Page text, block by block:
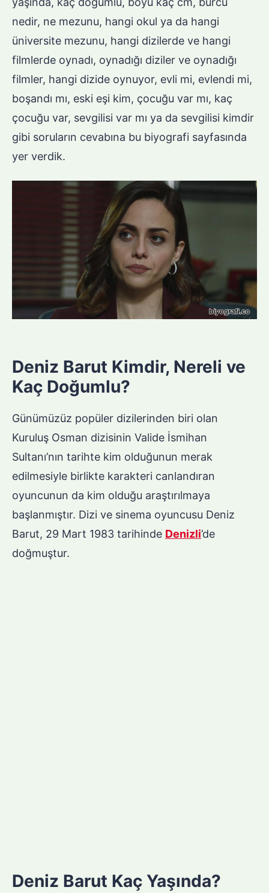
nedir, ne mezunu, hangi okul ya da hangi
üniversite mezunu, hangi dizilerde ve hangi
filmlerde oynadı, oynadığı diziler ve oynadığı
filmler, hangi dizide oynuyor, evli mi, evlendi mi,
boşandı mı, eski eşi kim, çocuğu var mı, kaç
çocuğu var, sevgilisi var mı ya da sevgilisi kimdir
gibi soruların cevabına bu biyografi sayfasında
yer verdik.
Deniz Barut Kimdir, Nereli ve
Kaç Doğumlu?
Günümüzüz popüler dizilerinden biri olan
Kuruluş Osman dizisinin Valide İsmihan
Sultanı’nın tarihte kim olduğunun merak
edilmesiyle birlikte karakteri canlandıran
oyuncunun da kim olduğu araştırılmaya
başlanmıştır. Dizi ve sinema oyuncusu Deniz
Barut, 29 Mart 1983 tarihinde Denizli’de
doğmuştur.
Deniz Barut Kaç Yaşında?